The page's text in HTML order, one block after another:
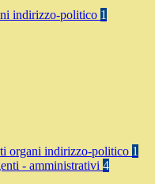
indirizzo-politico 1
organi indirizzo-politico 1
- amministrativi 4